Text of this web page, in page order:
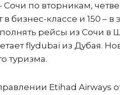
по вторникам,
бизнес-классе и 150 – в
рейсы из Сочи в
flydubai из Дубая.
туризма.
Etihad Airways